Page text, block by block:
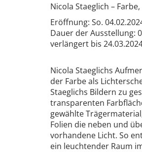
Nicola Staeglich –
Eröffnung: So.
Dauer der Ausstellung:
verlängert bis
Nicola Staeglichs
der Farbe als
Staeglichs Bildern zu
transparenten
gewählte
Folien die neben und
vorhandene Licht. So
ein leuchtender Raum